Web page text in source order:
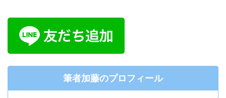
筆者加藤のプロフィール